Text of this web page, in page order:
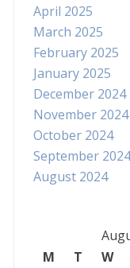
April 2025
March 2025
February 2025
January 2025
December 2024
November 2024
October 2024
September 2024
August 2024
M
T W